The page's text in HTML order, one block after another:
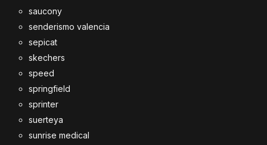
saucony
senderismo valencia
sepicat
skechers
speed
springfield
sprinter
suerteya
sunrise medical